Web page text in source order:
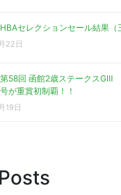
HBAセレクションセール結果（
22日
第58回 函館2歳ステークス
が重賞初制覇！！
19日